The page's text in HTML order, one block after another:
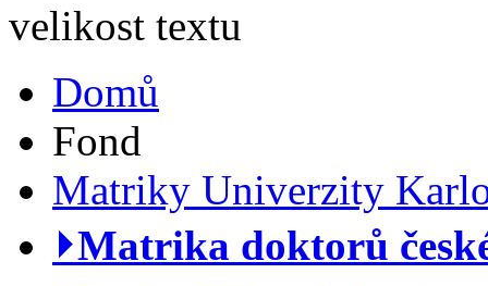
velikost textu
Domů
Fond
Matriky Univerzity
⏵Matrika doktorů